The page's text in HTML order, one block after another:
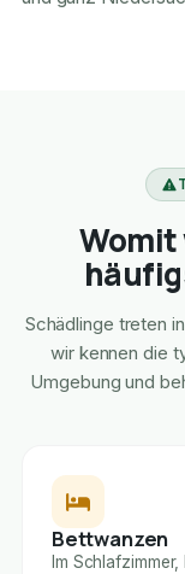
Womit
Schädlinge treten
wir kennen die
Umgebung und
Bettwanzen
Im